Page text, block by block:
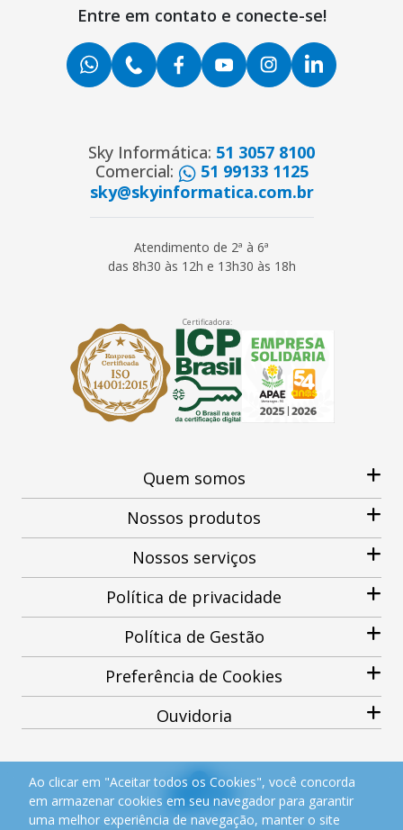
Entre em contato e conecte-se!
Sky Informática: 51 3057 8100
Comercial:
51 99133 1125
sky@skyinformatica.com.br
Atendimento de 2ª à 6ª
das 8h30 às 12h e 13h30 às 18h
Certificadora:
Quem somos
Nossos produtos
Nossos serviços
Política de privacidade
Política de Gestão
Preferência de Cookies
Ouvidoria
Ao clicar em "Aceitar todos os Cookies", você concorda
em armazenar cookies em seu navegador para garantir
uma melhor experiência de navegação, manter o site